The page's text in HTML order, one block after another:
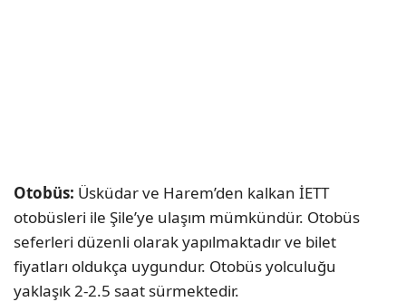
Otobüs: Üsküdar ve Harem’den kalkan İETT
otobüsleri ile Şile’ye ulaşım mümkündür. Otobüs
seferleri düzenli olarak yapılmaktadır ve bilet
fiyatları oldukça uygundur. Otobüs yolculuğu
yaklaşık 2-2.5 saat sürmektedir.